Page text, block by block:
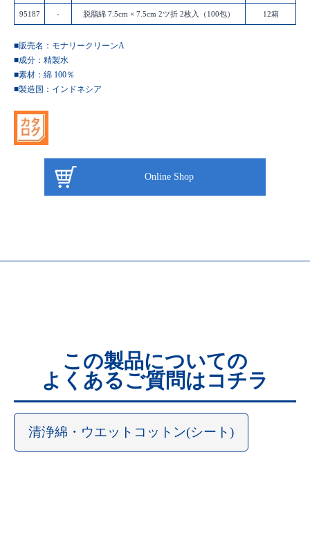
95187 - 脱脂綿 7.5cm × 7.5cm 2ツ折 2枚入（100包） 12箱
■販売名：モナリークリーンA
■成分：精製水
■素材：綿 100％
■製造国： インドネシア
Online Shop
この製品についての
よくあるご質問はコチラ
清浄綿・ウエットコットン(シート)